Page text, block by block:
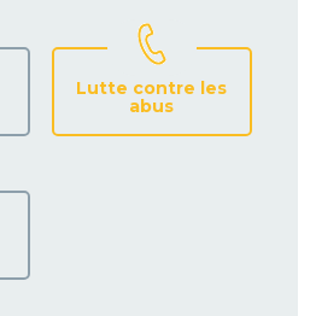
Lutte contre les
abus